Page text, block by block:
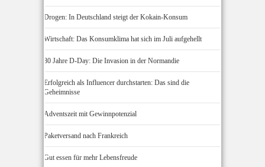
Drogen: In Deutschland steigt der Kokain-Konsum
Wirtschaft: Das Konsumklima hat sich im Juli aufgehellt
80 Jahre D-Day: Die Invasion in der Normandie
Erfolgreich als Influencer durchstarten: Das sind die
Geheimnisse
Adventszeit mit Gewinnpotenzial
Paketversand nach Frankreich
Gut essen für mehr Lebensfreude